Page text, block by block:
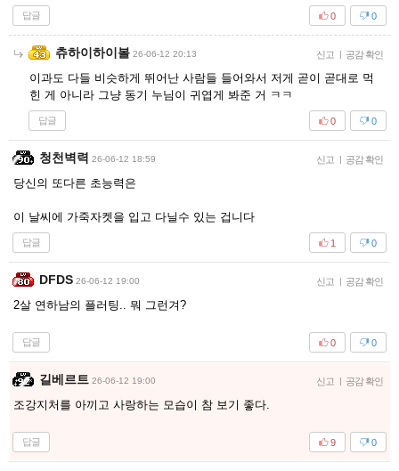
답글 0
0
츄하이하이볼 26-06-12 20:13 신고 | 공감 확인
이과도 다들 비슷하게 뛰어난 사람들 들어와서 저게 곧이 곧대로 먹
힌 게 아니라 그냥 동기 누님이 귀엽게 봐준 거 ㅋㅋ
답글 0
0
청천벽력 26-06-12 18:59 신고 | 공감 확인
당신의 또다른 초능력은
이 날씨에 가죽자켓을 입고 다닐수 있는 겁니다
답글 0
1
DFDS 26-06-12 19:00 신고 | 공감 확인
2살 연하남의 플러팅.. 뭐 그런겨?
답글 0
0
길베르트 26-06-12 19:00 신고 | 공감 확인
조강지처를 아끼고 사랑하는 모습이 참 보기 좋다.
답글 0
9